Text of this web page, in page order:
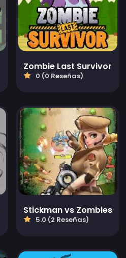
Zombie Last Survivor
0 (0 Reseñas)
Stickman vs Zombies
5.0 (2 Reseñas)